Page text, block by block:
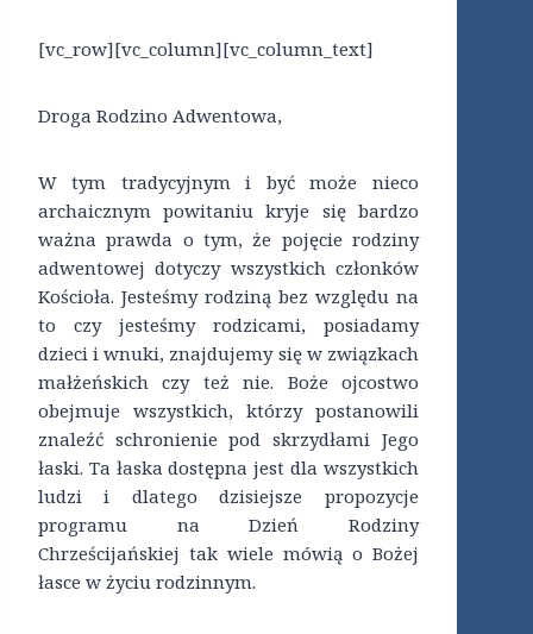
[vc_row][vc_column][vc_column_text]
Droga Rodzino Adwentowa,
W tym tradycyjnym i być może nieco
archaicznym powitaniu kryje się bardzo
ważna prawda o tym, że pojęcie rodziny
adwentowej dotyczy wszystkich członków
Kościoła. Jesteśmy rodziną bez względu na
to czy jesteśmy rodzicami, posiadamy
dzieci i wnuki, znajdujemy się w związkach
małżeńskich czy też nie. Boże ojcostwo
obejmuje wszystkich, którzy postanowili
znaleźć schronienie pod skrzydłami Jego
łaski. Ta łaska dostępna jest dla wszystkich
ludzi i dlatego dzisiejsze propozycje
programu na Dzień Rodziny
Chrześcijańskiej tak wiele mówią o Bożej
łasce w życiu rodzinnym.